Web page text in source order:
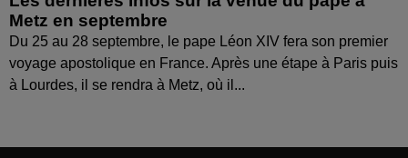
Metz en septembre
Du 25 au 28 septembre, le pape Léon XIV fera son premier
voyage apostolique en France. Après une étape à Paris puis
à Lourdes, il se rendra à Metz, où il...